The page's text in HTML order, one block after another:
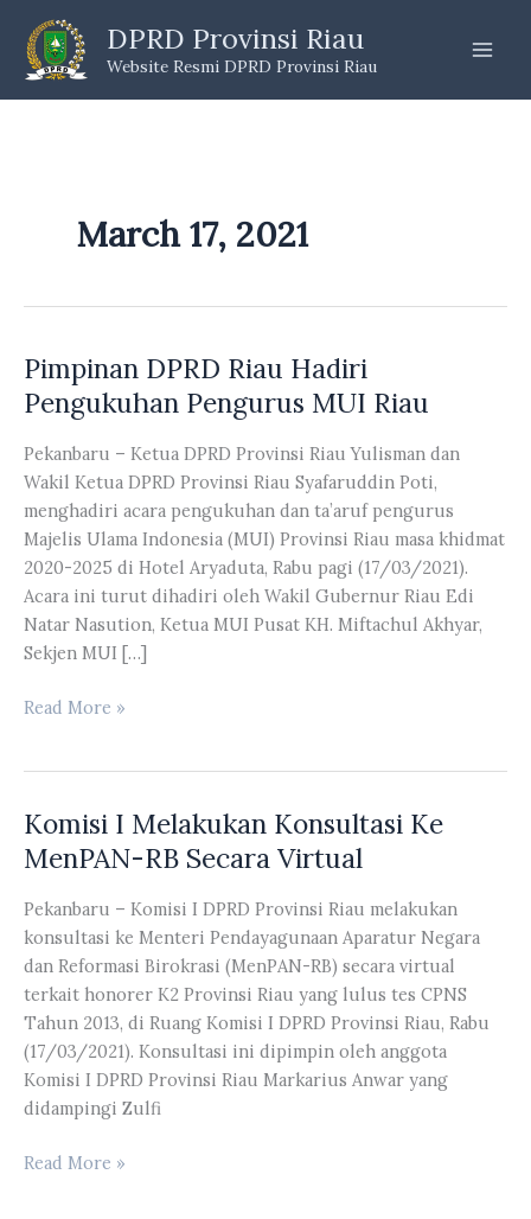
content
DPRD Provinsi Riau
Website Resmi DPRD Provinsi Riau
March 17, 2021
Pimpinan DPRD Riau Hadiri
Pengukuhan Pengurus MUI Riau
Pekanbaru – Ketua DPRD Provinsi Riau Yulisman dan
Wakil Ketua DPRD Provinsi Riau Syafaruddin Poti,
menghadiri acara pengukuhan dan ta’aruf pengurus
Majelis Ulama Indonesia (MUI) Provinsi Riau masa khidmat
2020-2025 di Hotel Aryaduta, Rabu pagi (17/03/2021).
Acara ini turut dihadiri oleh Wakil Gubernur Riau Edi
Natar Nasution, Ketua MUI Pusat KH. Miftachul Akhyar,
Sekjen MUI […]
Pimpinan
Pengukuhan
Pengurus
Riau
Read More »
Komisi I Melakukan Konsultasi Ke
MenPAN-RB Secara Virtual
Pekanbaru – Komisi I DPRD Provinsi Riau melakukan
konsultasi ke Menteri Pendayagunaan Aparatur Negara
dan Reformasi Birokrasi (MenPAN-RB) secara virtual
terkait honorer K2 Provinsi Riau yang lulus tes CPNS
Tahun 2013, di Ruang Komisi I DPRD Provinsi Riau, Rabu
(17/03/2021). Konsultasi ini dipimpin oleh anggota
Komisi I DPRD Provinsi Riau Markarius Anwar yang
didampingi Zulfi
Komisi
Read More »